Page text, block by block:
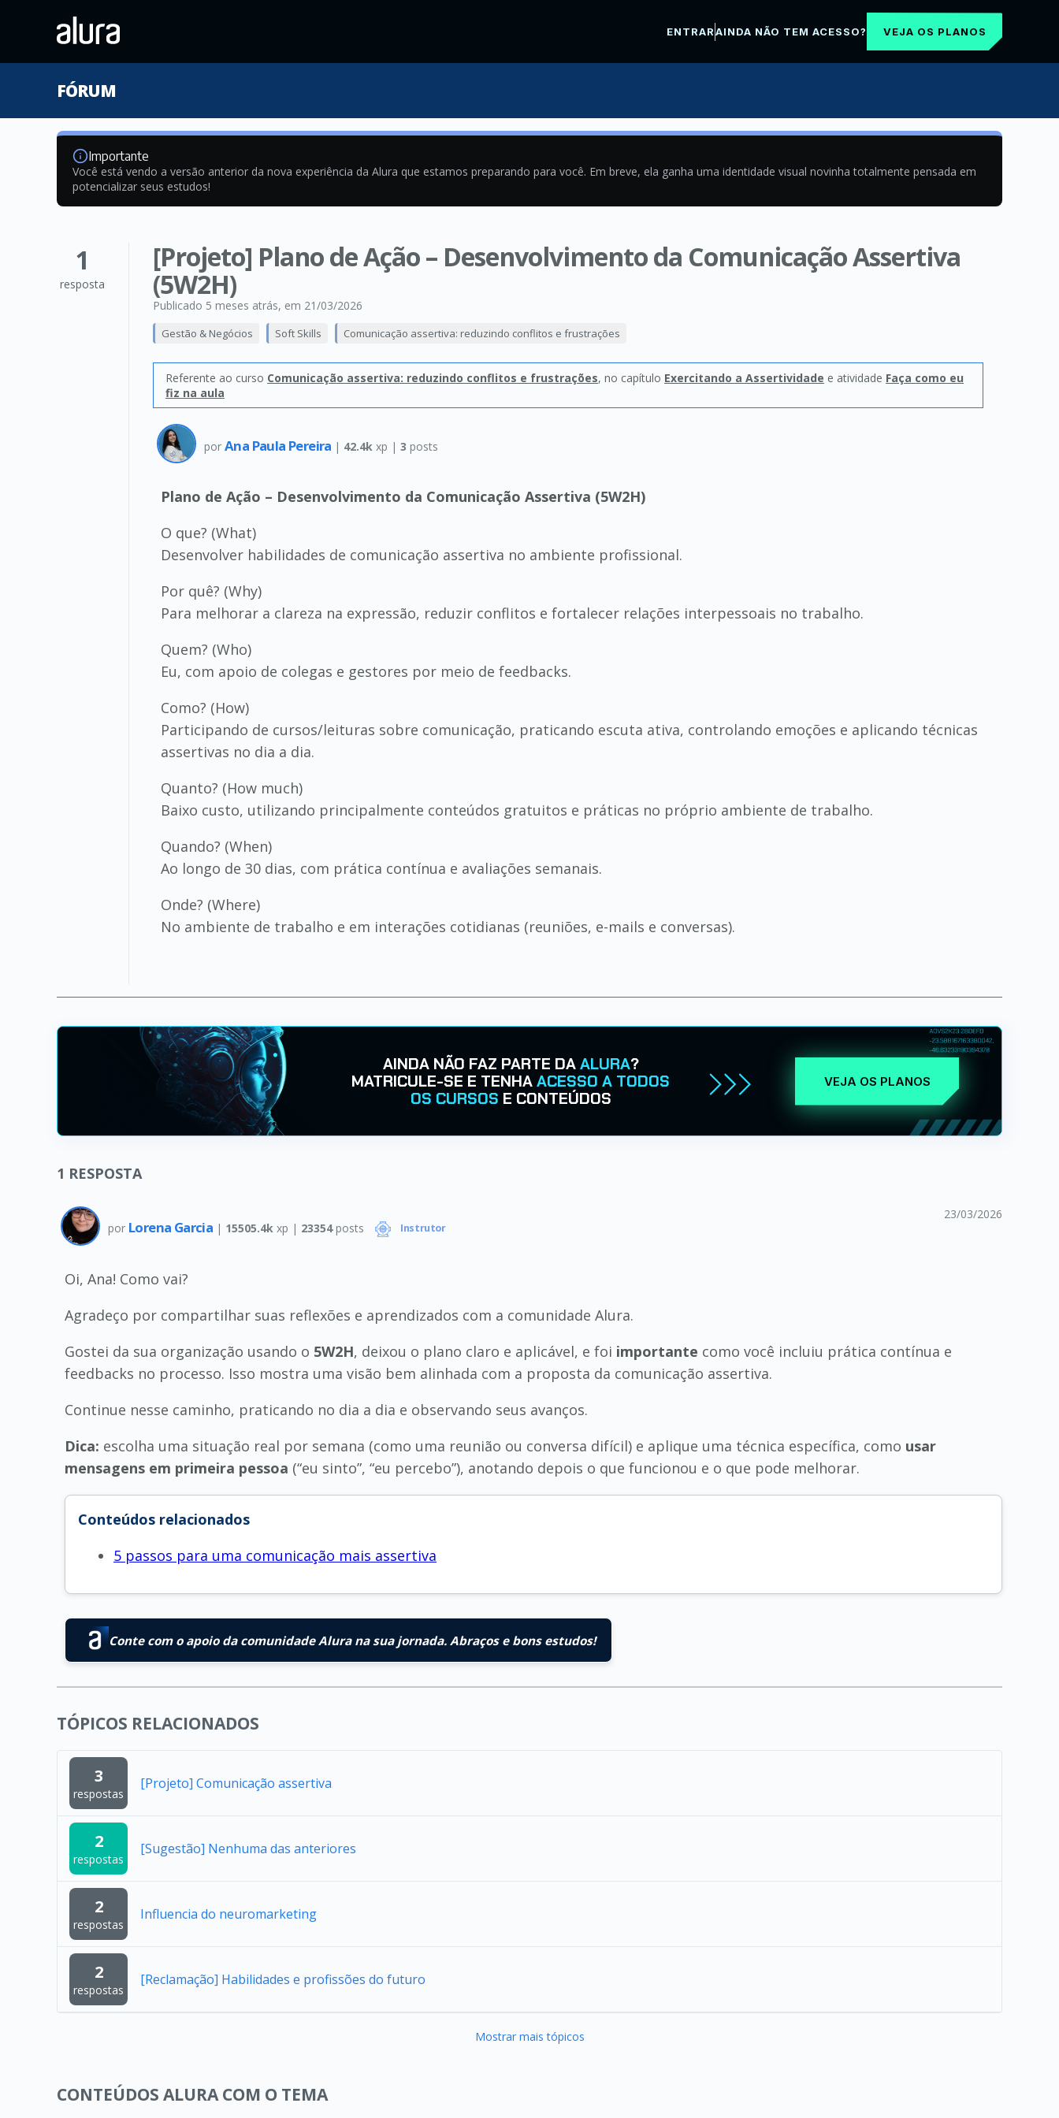
ENTRARAINDA NÃO TEM ACESSO? VEJA OS PLANOS
FÓRUM
Importante
Você está vendo a versão anterior da nova experiência da Alura que estamos preparando para você. Em breve, ela ganha uma identidade visual novinha totalmente pensada em
potencializar seus estudos!
1
resposta
[Projeto] Plano de Ação – Desenvolvimento da Comunicação Assertiva
(5W2H)
Publicado 5 meses atrás, em 21/03/2026
Gestão & Negócios Soft Skills Comunicação assertiva: reduzindo conflitos e frustrações
Referente ao curso Comunicação assertiva: reduzindo conflitos e frustrações, no capítulo Exercitando a Assertividade e atividade Faça como eu
fiz na aula
por Ana Paula Pereira | 42.4k xp |3 posts
Plano de Ação – Desenvolvimento da Comunicação Assertiva (5W2H)
O que? (What)
Desenvolver habilidades de comunicação assertiva no ambiente profissional.
Por quê? (Why)
Para melhorar a clareza na expressão, reduzir conflitos e fortalecer relações interpessoais no trabalho.
Quem? (Who)
Eu, com apoio de colegas e gestores por meio de feedbacks.
Como? (How)
Participando de cursos/leituras sobre comunicação, praticando escuta ativa, controlando emoções e aplicando técnicas
assertivas no dia a dia.
Quanto? (How much)
Baixo custo, utilizando principalmente conteúdos gratuitos e práticas no próprio ambiente de trabalho.
Quando? (When)
Ao longo de 30 dias, com prática contínua e avaliações semanais.
Onde? (Where)
No ambiente de trabalho e em interações cotidianas (reuniões, e-mails e conversas).
AINDA NÃO FAZ PARTE DAALURA?
MATRICULE-SE E TENHAACESSO A TODOS
OS CURSOS E CONTEÚDOS
VEJA OS PLANOS
1 RESPOSTA
por Lorena Garcia | 15505.4k xp | 23354posts Instrutor
23/03/2026
Oi, Ana! Como vai?
Agradeço por compartilhar suas reflexões e aprendizados com a comunidade Alura.
Gostei da sua organização usando o 5W2H, deixou o plano claro e aplicável, e foi importante como você incluiu prática contínua e
feedbacks no processo. Isso mostra uma visão bem alinhada com a proposta da comunicação assertiva.
Continue nesse caminho, praticando no dia a dia e observando seus avanços.
Dica: escolha uma situação real por semana (como uma reunião ou conversa difícil) e aplique uma técnica específica, como usar
mensagens em primeira pessoa (“eu sinto”, “eu percebo”), anotando depois o que funcionou e o que pode melhorar.
Conteúdos relacionados
5 passos para uma comunicação mais assertiva
Conte com o apoio da comunidade Alura na sua jornada. Abraços e bons estudos!
TÓPICOS RELACIONADOS
3
respostas
[Projeto] Comunicação assertiva
2
respostas
[Sugestão] Nenhuma das anteriores
2
respostas
Influencia do neuromarketing
2
respostas
[Reclamação] Habilidades e profissões do futuro
Mostrar mais tópicos
CONTEÚDOS ALURA COM O TEMA